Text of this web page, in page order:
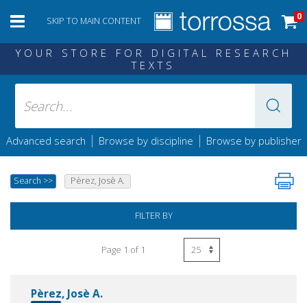
SKIP TO MAIN CONTENT 0
YOUR STORE FOR DIGITAL RESEARCH
TEXTS
Advanced search | Browse by discipline | Browse by publisher
Search >> Pèrez, Josè A.
FILTER BY
Page 1 of 1
Pèrez, Josè A.